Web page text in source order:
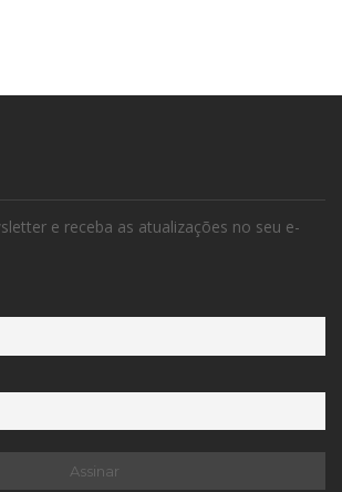
e receba as atualizações no seu e-